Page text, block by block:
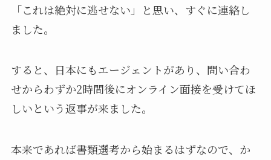
「これは絶対に逃せない」と思い、すぐに連絡し
ました。
すると、日本にもエージェントがあり、問い合わ
せからわずか2時間後にオンライン面接を受けてほ
しいという返事が来ました。
本来であれば書類選考から始まるはずなので、か